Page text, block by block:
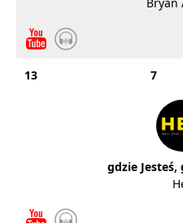
13 7
gdzie Jesteś,